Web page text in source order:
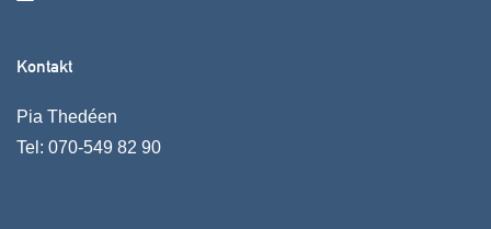
Kontakt
Pia Thedéen
Tel: 070-549 82 90